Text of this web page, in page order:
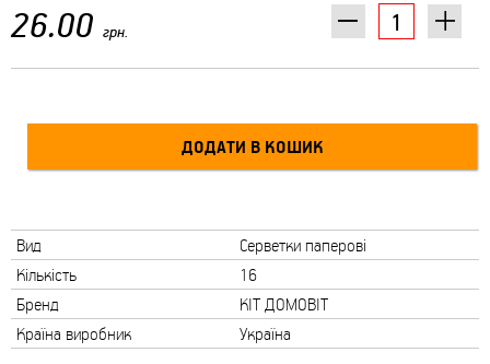
26.00 грн.
Вид
Серветки паперові
Кількість
16
Бренд
КІТ ДОМОВІТ
Країна виробник
Україна